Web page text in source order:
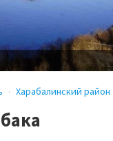
Харабалинский район